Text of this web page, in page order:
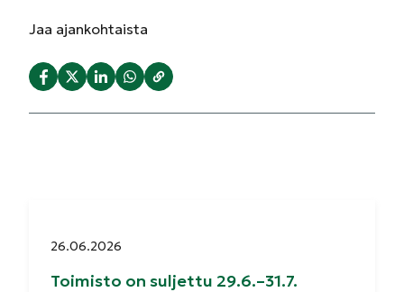
Jaa ajankohtaista
Julkaistu:
26.06.2026
Toimisto on suljettu 29.6.–31.7.